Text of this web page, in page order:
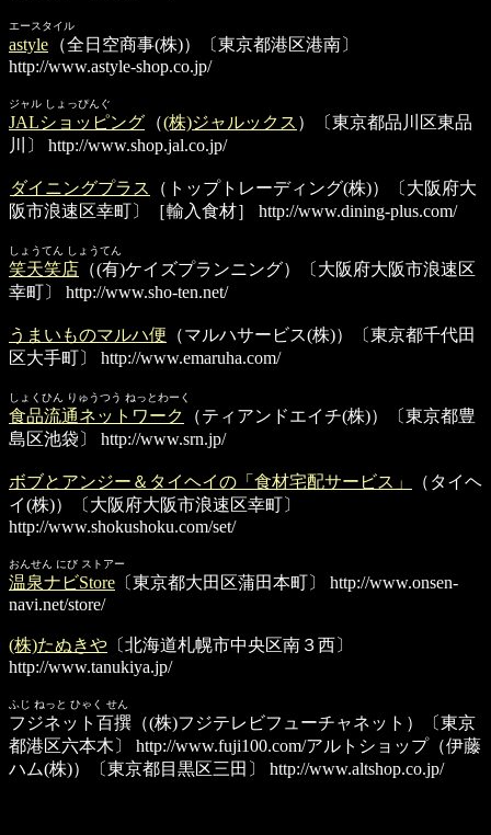
エースタイル
astyle （全日空商事(株)）〔東京都港区港南〕
http://www.astyle-shop.co.jp/
ジャル しょっぴんぐ
JALショッピング （(株)ジャルックス ）〔東京都品川区東品
川〕
http://www.shop.jal.co.jp/
ダイニングプラス
（トップトレーディング(株)）〔大阪府大
阪市浪速区幸町〕［輸入食材］
http://www.dining-plus.com/
しょうてん しょうてん
笑天笑店 （(有)ケイズプランニング）〔大阪府大阪市浪速区
幸町〕
http://www.sho-ten.net/
うまいものマルハ便 （マルハサービス(株)）〔東京都千代田
区大手町〕
http://www.emaruha.com/
しょくひん りゅうつう ねっとわーく
食品流通ネットワーク
（ティアンドエイチ(株)）〔東京都豊
島区池袋〕
http://www.srn.jp/
ボブとアンジー＆タイヘイの「食材宅配サービス」
（タイヘ
イ(株)）〔大阪府大阪市浪速区幸町〕
http://www.shokushoku.com/set/
おんせん にび ストアー
温泉ナビStore 〔東京都大田区蒲田本町〕
http://www.onsen-
navi.net/store/
(株)たぬきや 〔北海道札幌市中央区南３西〕
http://www.tanukiya.jp/
ふじ ねっと ひゃく せん
フジネット百撰 （(株)フジテレビフューチャネット）〔東京
都港区六本木〕
http://www.fuji100.com/アルトショップ（伊藤
ハム(株)）〔東京都目黒区三田〕
http://www.altshop.co.jp/